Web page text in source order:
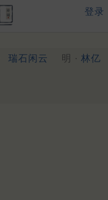
登录
瑞石闲云 明 · 林亿